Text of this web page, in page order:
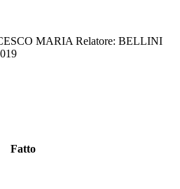
MARIA Relatore: BELLINI
Fatto